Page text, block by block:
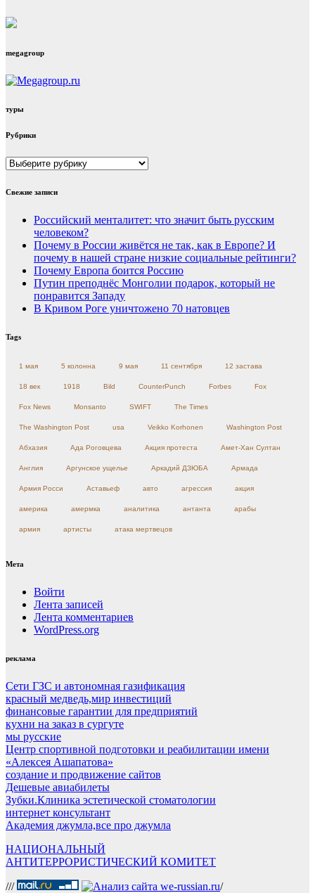
megagroup
туры
Рубрики
Рубрики
Свежие записи
Российский менталитет: что значит быть русским
человеком?
Почему в России живётся не так, как в Европе? И
почему в нашей стране низкие социальные рейтинги?
Почему Европа боится Россию
Путин преподнёс Монголии подарок, который не
понравится Западу
В Кривом Роге уничтожено 70 натовцев
Tags
1 мая 5 колонна 9 мая 11 сентября 12 застава
18 век 1918 Bild CounterPunch Forbes Fox
Fox News Monsanto SWIFT The Times
The Washington Post usa Veikko Korhonen Washington Post
Абхазия Ада Роговцева Акция протеста Амет-Хан Султан
Англия Аргунское ущелье Аркадий ДЗЮБА Армада
Армия Росси Аставьеф авто агрессия акция
америка амермка аналитика антанта арабы
армия артисты атака мертвецов
Мета
Войти
Лента записей
Лента комментариев
WordPress.org
реклама
Сети ГЗС и автономная газификация
красный медведь,мир инвестиций
финансовые гарантии для предприятий
кухни на заказ в сургуте
мы русские
Центр спортивной подготовки и реабилитации имени
«Алексея Ашапатова»
создание и продвижение сайтов
Дешевые авиабилеты
Зубки.Клиника эстетической стоматологии
интернет консультант
Академия джумла,все про джумла
НАЦИОНАЛЬНЫЙ
АНТИТЕРРОРИСТИЧЕСКИЙ КОМИТЕТ
/// /